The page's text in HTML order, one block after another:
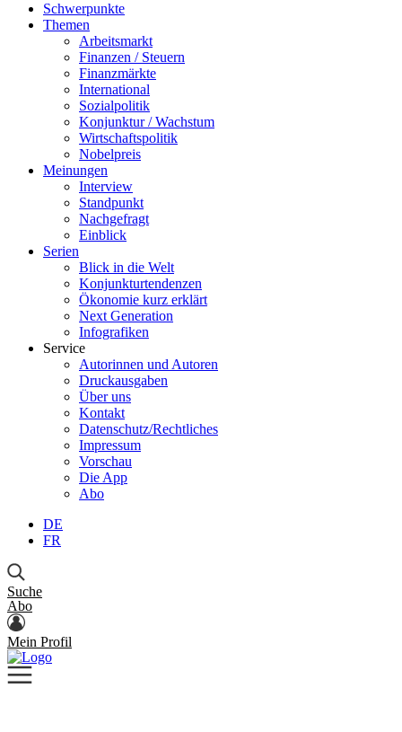
Schwerpunkte
Themen
Arbeitsmarkt
Finanzen / Steuern
Finanzmärkte
International
Sozialpolitik
Konjunktur / Wachstum
Wirtschaftspolitik
Nobelpreis
Meinungen
Interview
Standpunkt
Nachgefragt
Einblick
Serien
Blick in die Welt
Konjunkturtendenzen
Ökonomie kurz erklärt
Next Generation
Infografiken
Service
Autorinnen und Autoren
Druckausgaben
Über uns
Kontakt
Datenschutz/Rechtliches
Impressum
Vorschau
Die App
Abo
DE
FR
Suche
Abo
Mein Profil